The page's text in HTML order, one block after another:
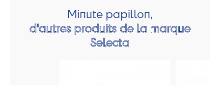
Minute papillon,
d'autres produits de la marque
Selecta